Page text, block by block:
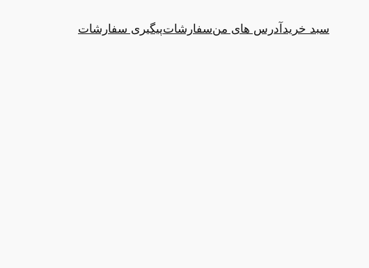
سبد خرید آدرس های منسفارشاتپیگیری سفارشات